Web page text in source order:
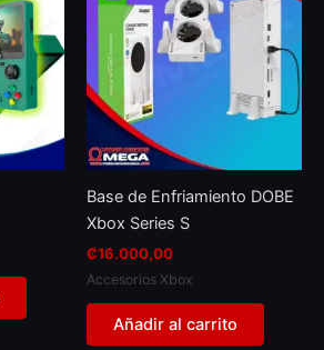
Base de Enfriamiento DOBE
Xbox Series S
₡16.000,00
Accesorios Xbox
Añadir al carrito